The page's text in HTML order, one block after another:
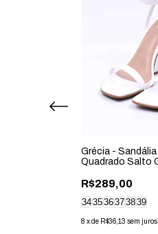
Grécia -
Quadrado Salto
R$289,00
343536373839
8 xde R$36,13 sem juros